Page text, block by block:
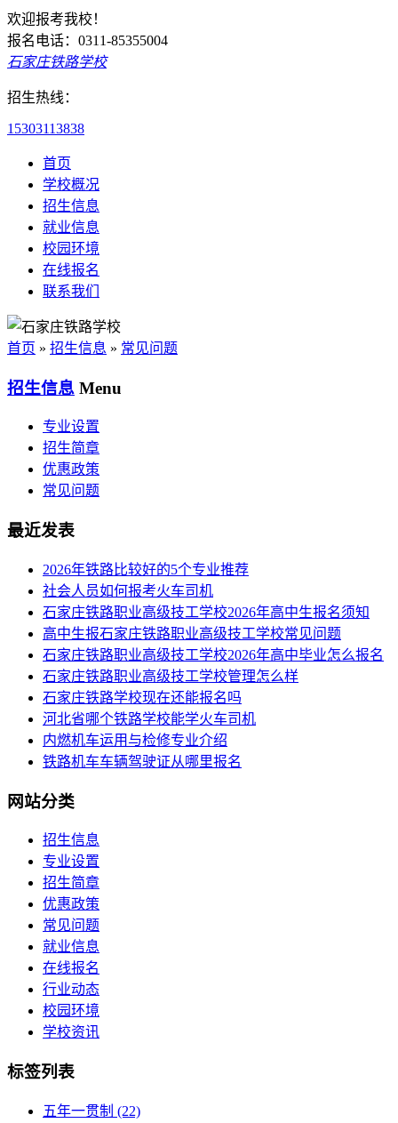
欢迎报考我校！
报名电话：0311-85355004
石家庄铁路学校
招生热线：
15303113838
首页
学校概况
招生信息
就业信息
校园环境
在线报名
联系我们
首页 » 招生信息 » 常见问题
招生信息 Menu
专业设置
招生简章
优惠政策
常见问题
最近发表
2026年铁路比较好的5个专业推荐
社会人员如何报考火车司机
​石家庄铁路职业高级技工学校2026年高中生报名须知
高中生报石家庄铁路职业高级技工学校常见问题
石家庄铁路职业高级技工学校2026年高中毕业怎么报名
石家庄铁路职业高级技工学校管理怎么样
石家庄铁路学校现在还能报名吗
河北省哪个铁路学校能学火车司机
内燃机车运用与检修专业介绍
铁路机车车辆驾驶证从哪里报名
网站分类
招生信息
专业设置
招生简章
优惠政策
常见问题
就业信息
在线报名
行业动态
校园环境
学校资讯
标签列表
五年一贯制 (22)